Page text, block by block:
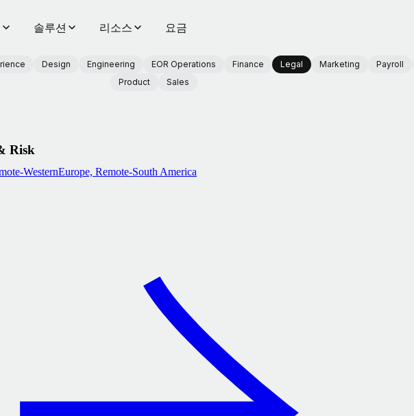
솔루션 리소스 요금
Design Engineering EOR Operations Finance Legal Marketing Payroll
Product
Sales
Risk
WesternEurope, Remote-South America